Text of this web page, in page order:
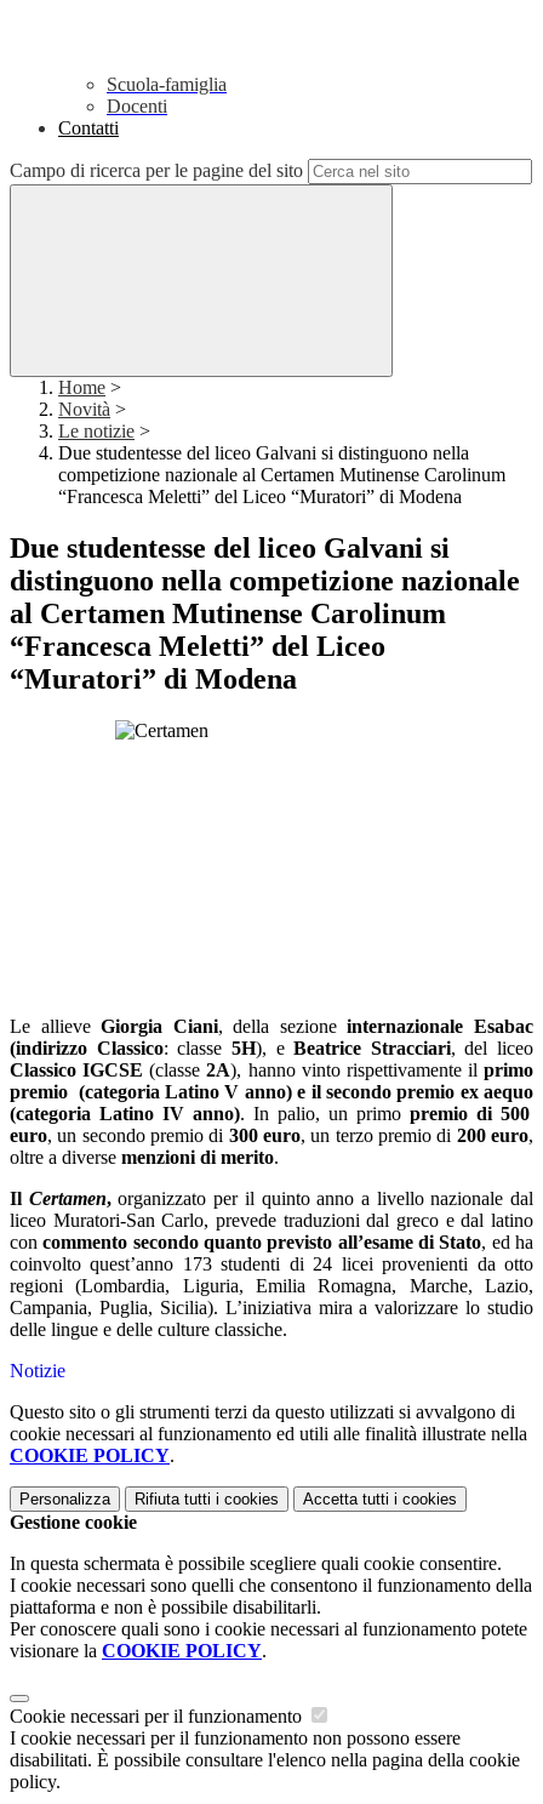
Scuola-famiglia
Docenti
Contatti
Campo di ricerca per le pagine del sito
Home >
Novità >
Le notizie >
Due studentesse del liceo Galvani si distinguono nella
competizione nazionale al Certamen Mutinense Carolinum
“Francesca Meletti” del Liceo “Muratori” di Modena
Due studentesse del liceo Galvani si
distinguono nella competizione nazionale
al Certamen Mutinense Carolinum
“Francesca Meletti” del Liceo
“Muratori” di Modena
Le allieveGiorgia Ciani, della sezioneinternazionale Esabac
(indirizzo Classico: classe 5H), eBeatrice Stracciari, del liceo
Classico IGCSE (classe2A), hanno vinto rispettivamente il primo
premio (categoria Latino V anno) e il secondo premio ex aequo
(categoria Latino IV anno). In palio, un primo premio di 500
euro, un secondo premio di 300 euro, un terzo premio di 200 euro,
oltre a diverse menzioni di merito.
Il Certamen,organizzato per il quinto anno a livello nazionale dal
liceo Muratori-San Carlo, prevede traduzioni dal greco e dal latino
concommento secondo quanto previsto all’esame di Stato, ed ha
coinvolto quest’anno 173 studenti di 24 licei provenienti da otto
regioni (Lombardia, Liguria, Emilia Romagna, Marche, Lazio,
Campania, Puglia, Sicilia). L’iniziativa mira a valorizzare lo studio
delle lingue e delle culture classiche.
Notizie
Questo sito o gli strumenti terzi da questo utilizzati si avvalgono di
cookie necessari al funzionamento ed utili alle finalità illustrate nella
COOKIE POLICY.
Personalizza Rifiuta tutti i cookies Accetta tutti i cookies
Gestione cookie
In questa schermata è possibile scegliere quali cookie consentire.
I cookie necessari sono quelli che consentono il funzionamento della
piattaforma e non è possibile disabilitarli.
Per conoscere quali sono i cookie necessari al funzionamento potete
visionare la COOKIE POLICY.
Cookie necessari per il funzionamento
I cookie necessari per il funzionamento non possono essere
disabilitati. È possibile consultare l'elenco nella pagina della cookie
policy.